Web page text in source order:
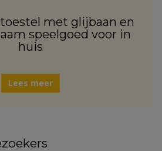
met glijbaan en
speelgoed voor in
huis
Lees meer